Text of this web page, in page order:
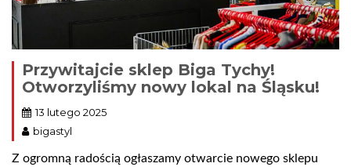
Przywitajcie sklep Biga Tychy!
Otworzyliśmy nowy lokal na Śląsku!
13 lutego 2025
bigastyl
Z ogromną radością ogłaszamy otwarcie nowego sklepu